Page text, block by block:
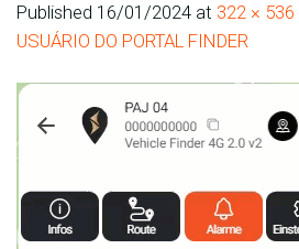
Published 16/01/2024 at 322 × 536
USUÁRIO DO PORTAL FINDER